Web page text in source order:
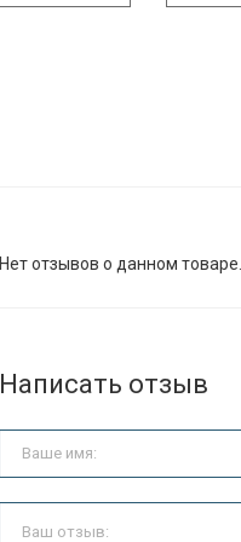
Нет отзывов о данном товаре.
Написать отзыв